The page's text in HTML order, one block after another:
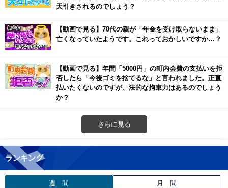
天引きされるのでしょう？
【動画で見る】70代の親が「年金を受け取らないまま」
亡くなっていたようです。これっておかしいですか…？
【動画で見る】年間「5000円」の町内会費の支払いを拒
否したら「今後ゴミを捨てるな」と言われました。正直
払いたくないのですが、法的な拘束力はあるのでしょう
か？
さらに見る
ランキング
週 間 月 間